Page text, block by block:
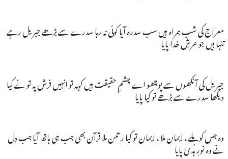
معراج کی شب ہمراہ ہیں سب سدرہ آیا کوئی نہ رہا سدرے سے بڑھے جبریل رہے
تنہا ہیں جو عرشِ خدا پایا
جبریل کی آنکھوں سے پوچھو اے چشمِ حقیقت بیں کہہ تو انہیں فرش پہ تو نے کیا
دیکھا سدرے سے بڑھے تو کیا پایا
وہ جس کوملے ، ایمان ملا ، ایمان تو کیا رحمن ملا قرآن بھی جب ہی ہاتھ آیا جب دل
نے وہ نورِ ہُدیٰ پایا